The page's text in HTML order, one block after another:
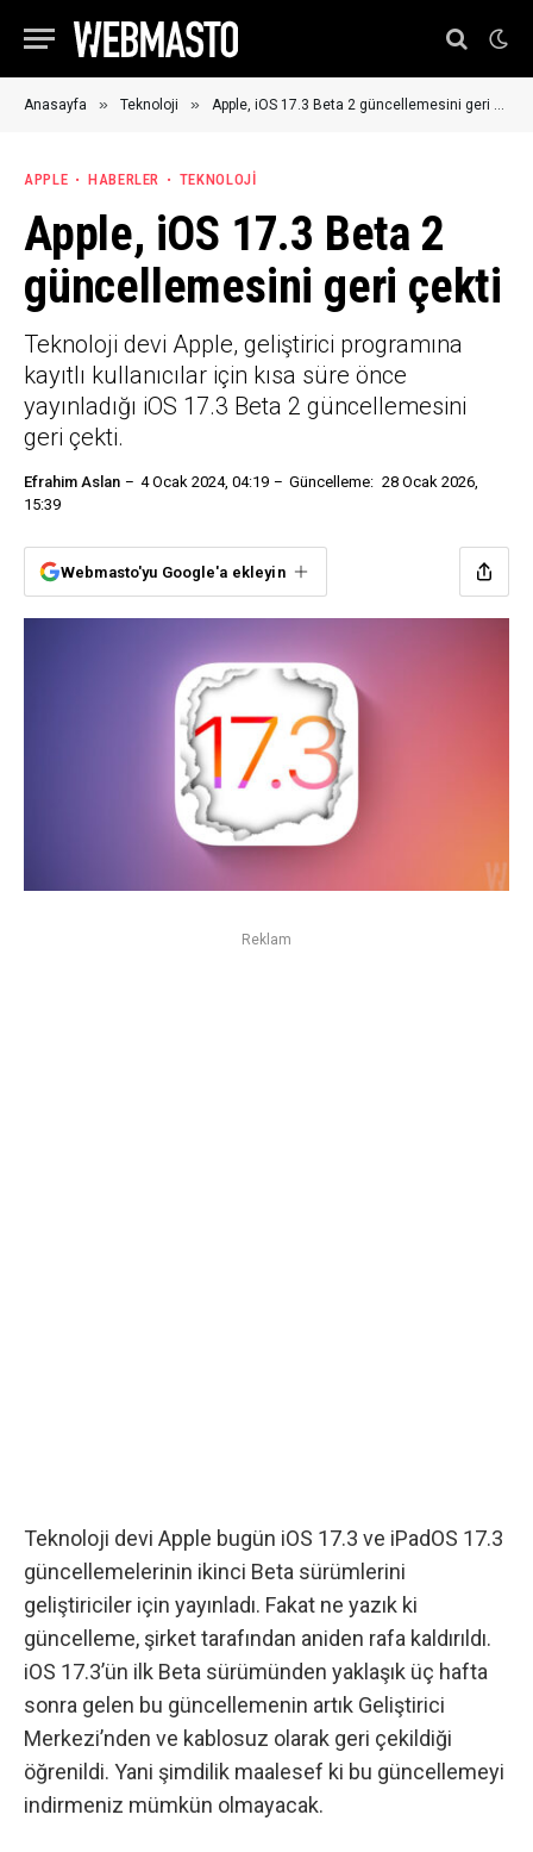
Anasayfa » Teknoloji » Apple, iOS 17.3 Beta 2 güncellemesini geri çekti
APPLE HABERLER TEKNOLOJI
Apple, iOS 17.3 Beta 2
güncellemesini geri çekti
Teknoloji devi Apple, geliştirici programına
kayıtlı kullanıcılar için kısa süre önce
yayınladığı iOS 17.3 Beta 2 güncellemesini
geri çekti.
Efrahim Aslan 4 Ocak 2024, 04:19 Güncelleme: 28 Ocak 2026,
15:39
Webmasto'yu Google'a ekleyin
Reklam
Teknoloji devi Apple bugün iOS 17.3 ve iPadOS 17.3
güncellemelerinin ikinci Beta sürümlerini
geliştiriciler için yayınladı. Fakat ne yazık ki
güncelleme, şirket tarafından aniden rafa kaldırıldı.
iOS 17.3’ün ilk Beta sürümünden yaklaşık üç hafta
sonra gelen bu güncellemenin artık Geliştirici
Merkezi’nden ve kablosuz olarak geri çekildiği
öğrenildi. Yani şimdilik maalesef ki bu güncellemeyi
indirmeniz mümkün olmayacak.